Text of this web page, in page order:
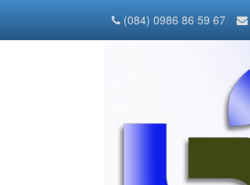
(084) 0986 86 59 67